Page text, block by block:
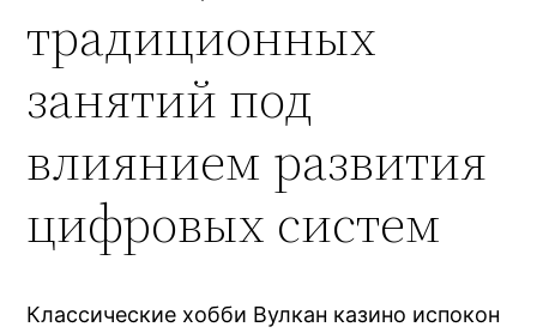
традиционных
занятий под
влиянием развития
цифровых систем
Классические хобби Вулкан казино испокон